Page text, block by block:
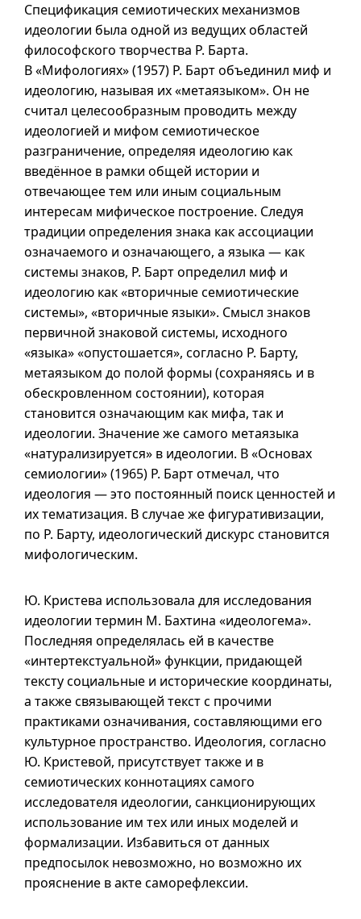
Спецификация семиотических механизмов
идеологии была одной из ведущих областей
философского творчества Р. Барта.
В «Мифологиях» (1957) Р. Барт объединил миф и
идеологию, называя их «метаязыком». Он не
считал целесообразным проводить между
идеологией и мифом семиотическое
разграничение, определяя идеологию как
введённое в рамки общей истории и
отвечающее тем или иным социальным
интересам мифическое построение. Следуя
традиции определения знака как ассоциации
означаемого и означающего, а языка — как
системы знаков, Р. Барт определил миф и
идеологию как «вторичные семиотические
системы», «вторичные языки». Смысл знаков
первичной знаковой системы, исходного
«языка» «опустошается», согласно Р. Барту,
метаязыком до полой формы (сохраняясь и в
обескровленном состоянии), которая
становится означающим как мифа, так и
идеологии. Значение же самого метаязыка
«натурализируется» в идеологии. В «Основах
семиологии» (1965) Р. Барт отмечал, что
идеология — это постоянный поиск ценностей и
их тематизация. В случае же фигуративизации,
по Р. Барту, идеологический дискурс становится
мифологическим.
Ю. Кристева использовала для исследования
идеологии термин М. Бахтина «идеологема».
Последняя определялась ей в качестве
«интертекстуальной» функции, придающей
тексту социальные и исторические координаты,
а также связывающей текст с прочими
практиками означивания, составляющими его
культурное пространство. Идеология, согласно
Ю. Кристевой, присутствует также и в
семиотических коннотациях самого
исследователя идеологии, санкционирующих
использование им тех или иных моделей и
формализации. Избавиться от данных
предпосылок невозможно, но возможно их
прояснение в акте саморефлексии.